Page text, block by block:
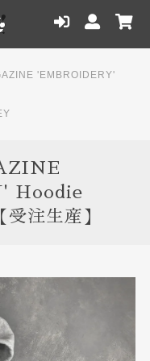
'EMBROIDERY'
Hoodie
注生産】